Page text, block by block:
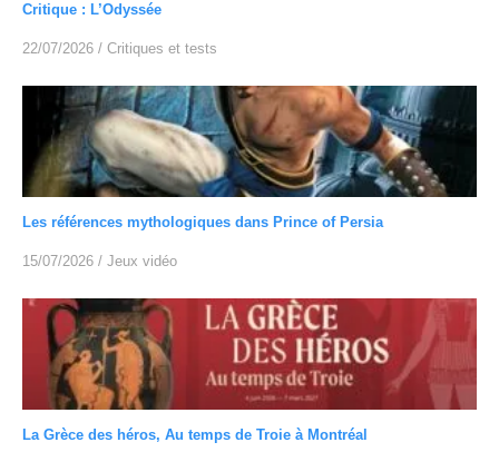
Critique : L’Odyssée
22/07/2026 / Critiques et tests
Les références mythologiques dans Prince of Persia
15/07/2026 / Jeux vidéo
La Grèce des héros, Au temps de Troie à Montréal